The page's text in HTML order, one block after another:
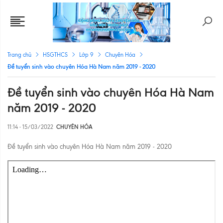
Trang chủ HSGTHCS Lớp 9 Chuyên Hóa
Đề tuyển sinh vào chuyên Hóa Hà Nam năm 2019 - 2020
Đề tuyển sinh vào chuyên Hóa Hà Nam
năm 2019 - 2020
11:14 - 15/03/2022 CHUYÊN HÓA
Đề tuyển sinh vào chuyên Hóa Hà Nam năm 2019 - 2020